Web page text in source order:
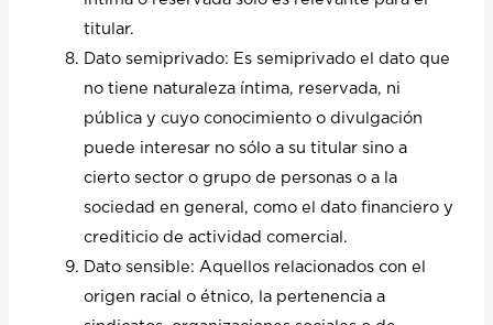
titular.
Dato semiprivado: Es semiprivado el dato que
no tiene naturaleza íntima, reservada, ni
pública y cuyo conocimiento o divulgación
puede interesar no sólo a su titular sino a
cierto sector o grupo de personas o a la
sociedad en general, como el dato financiero y
crediticio de actividad comercial.
Dato sensible: Aquellos relacionados con el
origen racial o étnico, la pertenencia a